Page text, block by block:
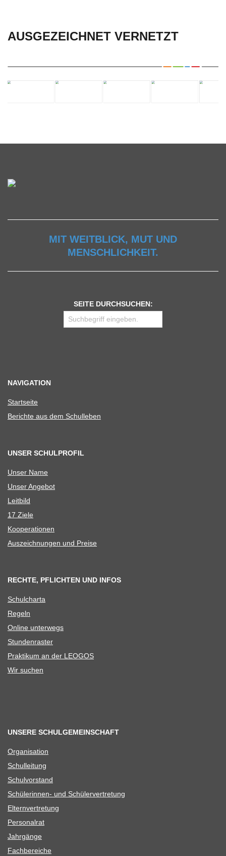
AUSGEZEICHNET VERNETZT
MIT WEITBLICK, MUT UND
MENSCHLICHKEIT.
SEITE DURCHSUCHEN:
NAVIGATION
Start­seite
Berichte aus dem Schulleben
UNSER SCHULPROFIL
Unser Name
Unser Ange­bot
Leit­bild
17 Ziele
Koope­ra­tio­nen
Aus­zeich­nun­gen und Preise
RECHTE, PFLICHTEN UND INFOS
Schul­charta
Regeln
Online unter­wegs
Stun­den­ras­ter
Prak­ti­kum an der LEOGOS
Wir suchen
UNSERE SCHULGEMEINSCHAFT
Orga­ni­sa­tion
Schul­lei­tung
Schul­vor­stand
Schü­le­rin­nen- und Schülervertretung
Eltern­ver­tre­tung
Per­so­nal­rat
Jahr­gänge
Fach­be­rei­che